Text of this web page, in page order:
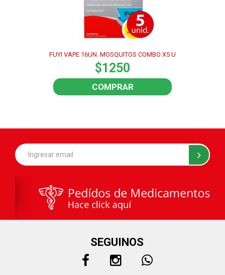
FUYI VAPE 16UN. MOSQUITOS COMBO X5 U
$1250
COMPRAR
SEGUINOS